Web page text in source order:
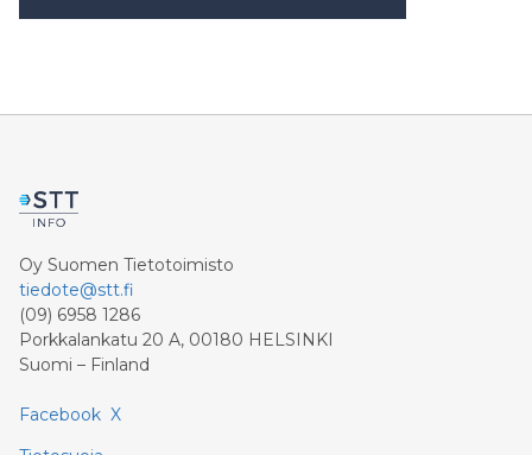
Oy Suomen Tietotoimisto
tiedote@stt.fi
(09) 6958 1286
Porkkalankatu 20 A, 00180 HELSINKI
Suomi – Finland
Facebook X